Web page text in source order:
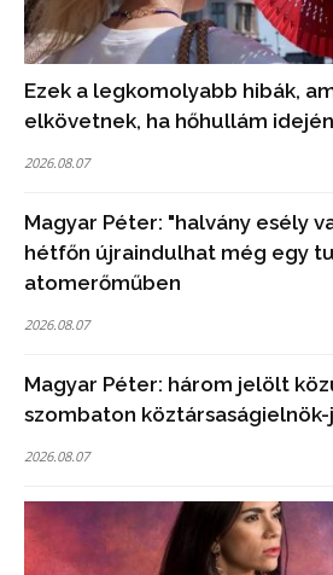
Ezek a legkomolyabb hibák,
elkövetnek, ha hőhullám
2026.08.07
Magyar Péter: "halvány esély
hétfőn újraindulhat még egy
atomerőműben
2026.08.07
Magyar Péter: három jelölt
szombaton
2026.08.07